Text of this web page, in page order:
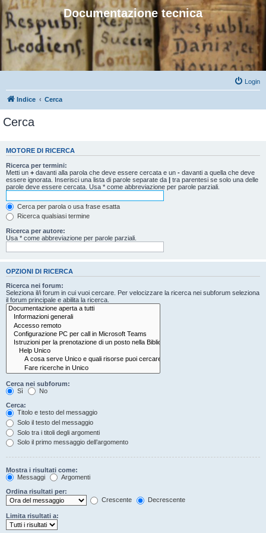
Documentazione tecnica
Login
Indice Cerca
Cerca
MOTORE DI RICERCA
Ricerca per termini:
Metti un + davanti alla parola che deve essere cercata e un - davanti a quella che deve
essere ignorata. Inserisci una lista di parole separate da | tra parentesi se solo una delle
parole deve essere cercata. Usa * come abbreviazione per parole parziali.
Cerca per parola o usa frase esatta
Ricerca qualsiasi termine
Ricerca per autore:
Usa * come abbreviazione per parole parziali.
OPZIONI DI RICERCA
Ricerca nei forum:
Seleziona il/i forum in cui vuoi cercare. Per velocizzare la ricerca nei subforum seleziona
il forum principale e abilita la ricerca.
Cerca nei subforum:
Sì
No
Cerca:
Titolo e testo del messaggio
Solo il testo del messaggio
Solo tra i titoli degli argomenti
Solo il primo messaggio dell’argomento
Mostra i risultati come:
Messaggi
Argomenti
Ordina risultati per:
Crescente
Decrescente
Limita risultati a: